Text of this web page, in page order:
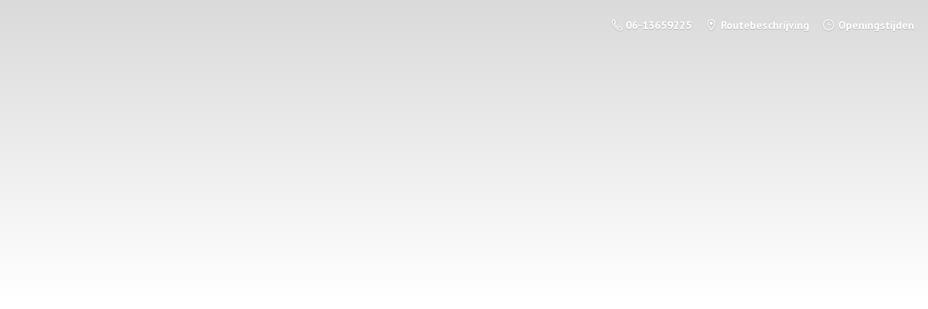
06-13659225 Routebeschrijving Openingstijden